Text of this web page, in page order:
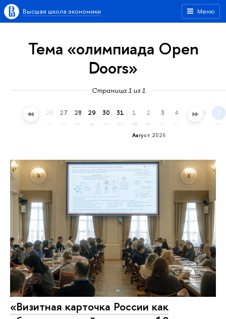
Меню
Высшая школа экономики
Тема «олимпиада Open
Doors»
Страница 1 из 1
25 26 27 28
вт
29
ср
30
чт
31
пт
Август 2026
1
сб
2
вс
3 4 5 6 7
пт
«Визитная карточка России как